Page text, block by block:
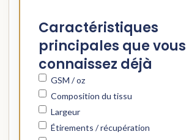
Caractéristiques
principales que vous
connaissez déjà
GSM / oz
Composition du tissu
Largeur
Étirements / récupération